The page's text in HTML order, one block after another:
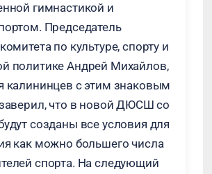
гимнастикой и
Председатель
по культуре, спорту и
политике Андрей Михайлов,
калининцев с этим знаковым
что в новой ДЮСШ со
созданы все условия для
как можно большего числа
спорта. На следующий